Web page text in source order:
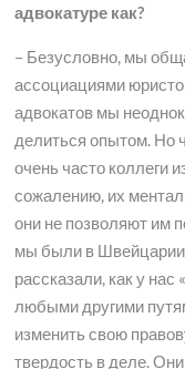
адвокатуре как?
– Безусловно, мы
ассоциациями
адвокатов мы
делиться опытом. Но
очень часто коллеги
сожалению, их
они не позволяют им
мы были в Швейцарии
рассказали, как у
любыми другими
изменить свою
твердость в деле.